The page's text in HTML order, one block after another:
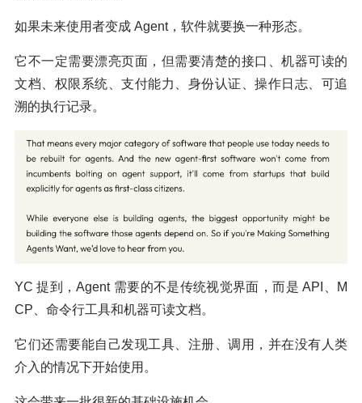
如果未来使用者变成 Agent，软件就要换一种形态。
它不一定需要漂亮页面，但需要清楚的接口、机器可读的
文档、权限系统、支付能力、身份认证、操作日志、可追
溯的执行记录。
YC 提到，Agent 需要的不是传统视觉界面，而是 API、M
CP、命令行工具和机器可读文档。
它们还需要能自己发现工具、注册、调用，并在没有人类
介入的情况下开始使用。